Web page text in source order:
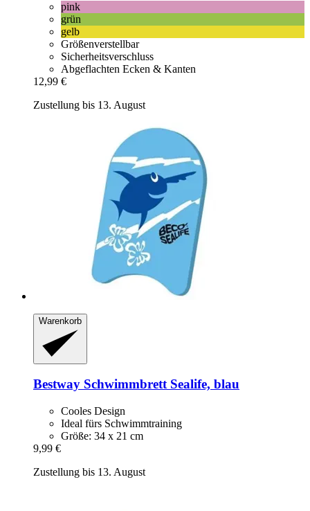
pink
grün
gelb
Größenverstellbar
Sicherheitsverschluss
Abgeflachten Ecken & Kanten
12,99 €
Zustellung bis 13. August
Warenkorb
Bestway Schwimmbrett Sealife, blau
Cooles Design
Ideal fürs Schwimmtraining
Größe: 34 x 21 cm
9,99 €
Zustellung bis 13. August